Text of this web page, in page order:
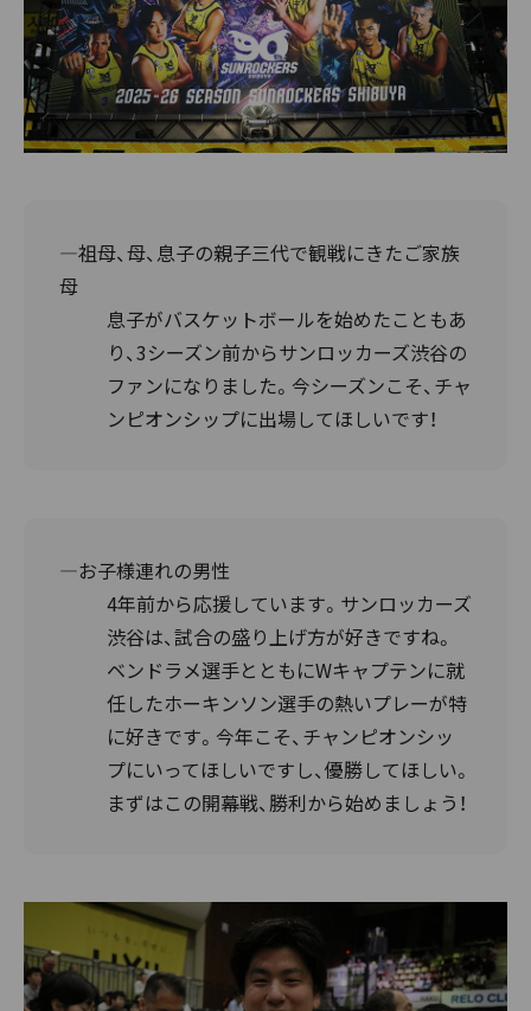
―祖母、母、息子の親子三代で観戦にきたご家族
母
息子がバスケットボールを始めたこともあ
り、3シーズン前からサンロッカーズ渋谷の
ファンになりました。今シーズンこそ、チャ
ンピオンシップに出場してほしいです！
―お子様連れの男性
4年前から応援しています。サンロッカーズ
渋谷は、試合の盛り上げ方が好きですね。
ベンドラメ選手とともにWキャプテンに就
任したホーキンソン選手の熱いプレーが特
に好きです。今年こそ、チャンピオンシッ
プにいってほしいですし、優勝してほしい。
まずはこの開幕戦、勝利から始めましょう！